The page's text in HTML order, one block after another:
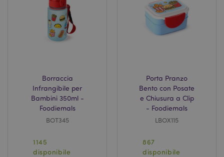
Borraccia
Infrangibile per
Bambini 350ml -
Foodiemals
BOT345
1145
disponibile
Porta Pranzo
Bento con Posate
e Chiusura a Clip
- Foodiemals
LBOX115
867
disponibile
section_data_ids
Adobe Inc.